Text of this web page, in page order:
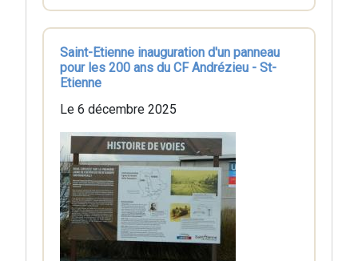
Saint-Etienne inauguration d'un panneau
pour les 200 ans du CF Andrézieu - St-
Etienne
Le 6 décembre 2025